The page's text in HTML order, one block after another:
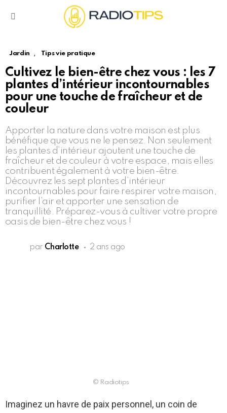
Jardin , Tips vie pratique
Cultivez le bien-être chez vous : les 7
plantes d’intérieur incontournables
pour une touche de fraîcheur et de
couleur
Apporter la nature dans votre maison est plus
bénéfique que vous ne le pensez. Non seulement
les plantes d’intérieur ajoutent une touche de
fraîcheur et de couleur à votre espace, mais elles
contribuent également à votre bien-être.
Découvrez les sept plantes d’intérieur
incontournables pour faire respirer votre maison,
purifier l’air et apporter une sensation de
tranquillité. Préparez-vous à cultiver votre propre
oasis de bien-être chez vous !
par Charlotte 2 ans ago
© Radiotips
Imaginez un havre de paix personnel, un coin de